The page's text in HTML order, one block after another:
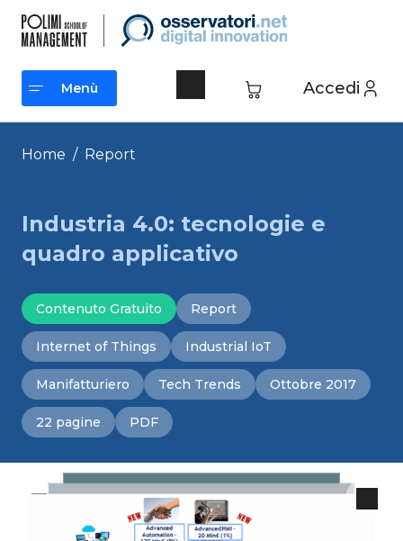
contenuto
Accedi
Menù
Menù
Home / Report
Industria 4.0: tecnologie e
quadro applicativo
Contenuto Gratuito Report
Internet of Things Industrial IoT
Manifatturiero Tech Trends Ottobre 2017
22 pagine PDF